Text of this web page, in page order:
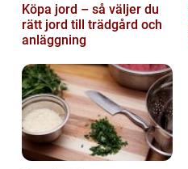
Köpa jord – så väljer du
rätt jord till trädgård och
anläggning